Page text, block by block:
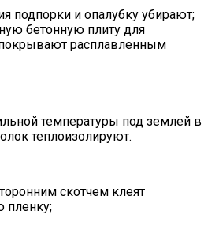
подпорки и опалубку убирают;
бетонную плиту для
расплавленным
температуры под землей в
теплоизолируют.
скотчем клеят
пленку;